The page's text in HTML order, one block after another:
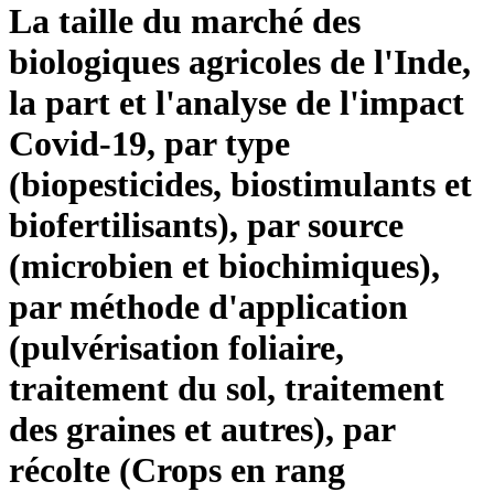
La taille du marché des
biologiques agricoles de l'Inde,
la part et l'analyse de l'impact
Covid-19, par type
(biopesticides, biostimulants et
biofertilisants), par source
(microbien et biochimiques),
par méthode d'application
(pulvérisation foliaire,
traitement du sol, traitement
des graines et autres), par
récolte (Crops en rang